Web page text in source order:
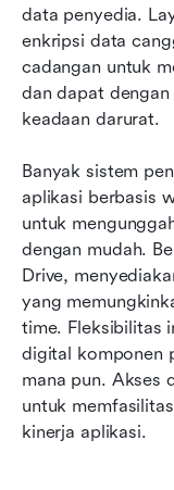
data penyedia.
enkripsi data
cadangan untuk
dan dapat
keadaan darurat.
Banyak sistem
aplikasi berbasis
untuk
dengan mudah.
Drive,
yang
time. Fleksibilitas
digital komponen
mana pun. Akses
untuk
kinerja aplikasi.